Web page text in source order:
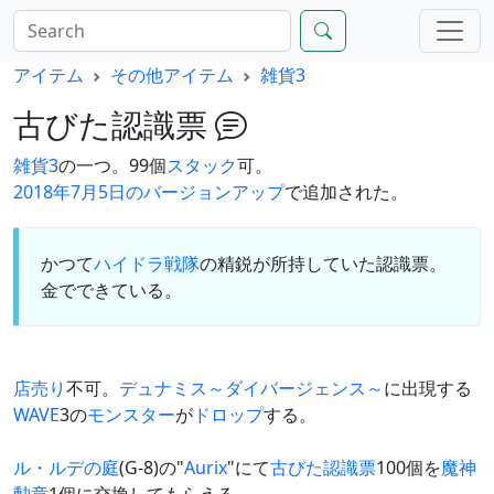
アイテム その他アイテム 雑貨3
古びた認識票
雑貨3の一つ。99個スタック可。
2018年7月5日のバージョンアップで追加された。
かつてハイドラ戦隊の精鋭が所持していた認識票。
金でできている。
店売り不可。 デュナミス～ダイバージェンス～に出現する
WAVE3のモンスターが ドロップする。
ル・ルデの庭(G-8)の"Aurix"にて古びた認識票100個を魔神